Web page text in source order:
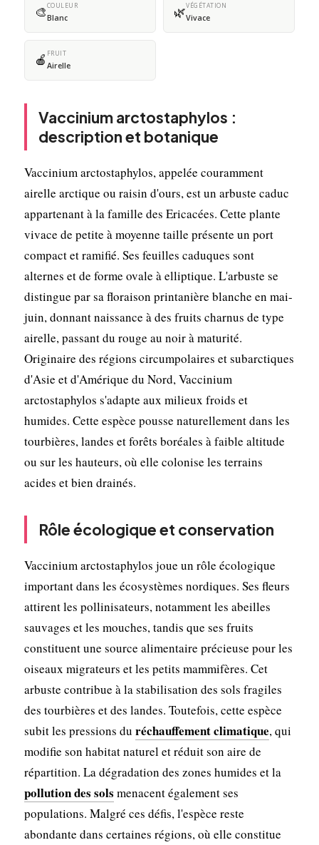
🎨COULEUR
Blanc 🌿VÉGÉTATION
Vivace
🍎 FRUIT
Airelle
Vaccinium arctostaphylos :
description et botanique
Vaccinium arctostaphylos, appelée couramment
airelle arctique ou raisin d'ours, est un arbuste caduc
appartenant à la famille des Ericacées. Cette plante
vivace de petite à moyenne taille présente un port
compact et ramifié. Ses feuilles caduques sont
alternes et de forme ovale à elliptique. L'arbuste se
distingue par sa floraison printanière blanche en mai-
juin, donnant naissance à des fruits charnus de type
airelle, passant du rouge au noir à maturité.
Originaire des régions circumpolaires et subarctiques
d'Asie et d'Amérique du Nord, Vaccinium
arctostaphylos s'adapte aux milieux froids et
humides. Cette espèce pousse naturellement dans les
tourbières, landes et forêts boréales à faible altitude
ou sur les hauteurs, où elle colonise les terrains
acides et bien drainés.
Rôle écologique et conservation
Vaccinium arctostaphylos joue un rôle écologique
important dans les écosystèmes nordiques. Ses fleurs
attirent les pollinisateurs, notamment les abeilles
sauvages et les mouches, tandis que ses fruits
constituent une source alimentaire précieuse pour les
oiseaux migrateurs et les petits mammifères. Cet
arbuste contribue à la stabilisation des sols fragiles
des tourbières et des landes. Toutefois, cette espèce
subit les pressions du réchauffement climatique, qui
modifie son habitat naturel et réduit son aire de
répartition. La dégradation des zones humides et la
pollution des sols menacent également ses
populations. Malgré ces défis, l'espèce reste
abondante dans certaines régions, où elle constitue